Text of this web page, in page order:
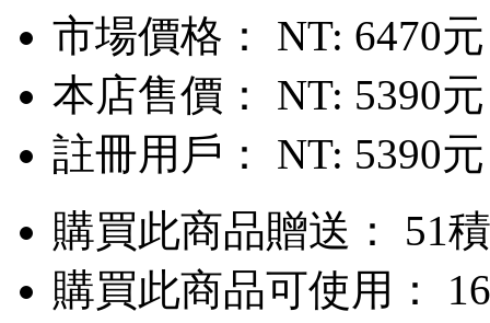
市場價格： NT: 6470元
本店售價： NT: 5390元
註冊用戶： NT: 5390元
購買此商品贈送： 51
購買此商品可使用：